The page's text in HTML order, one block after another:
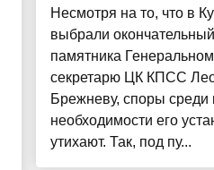
Несмотря на то, что в
выбрали
памятника
секретарю ЦК КПСС
Брежневу, споры среди
необходимости его
утихают. Так, под пу...